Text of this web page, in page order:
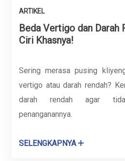
ARTIKEL
Beda Vertigo dan Darah
Ciri Khasnya!
Sering merasa pusing
vertigo atau darah rendah?
darah rendah agar
penanganannya.
SELENGKAPNYA